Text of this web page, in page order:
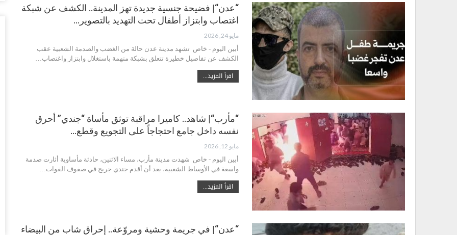
“عدن“| فضيحة جنسية جديدة تهز المدينة.. الكشف عن شبكة
اغتصاب وابتزاز أطفال تحت التهديد بالتصوير…
مايو 24, 2026
أبين اليوم - خاص تشهد مدينة عدن حالة من الغضب والصدمة الشعبية عقب
الكشف عن تفاصيل خطيرة تتعلق بشبكة متهمة باستغلال وابتزاز واغتصاب…
اقرأ المزيد...
“مأرب“| شاهد.. كاميرا مراقبة توثق مأساة “جندي” أحرق
نفسه داخل جامع احتجاجاً على التجويع وقطع…
مايو 12, 2026
أبين اليوم - خاص شهدت مدينة مأرب، مساء الاثنين، حادثة مأساوية أثارت صدمة
واسعة في الأوساط الشعبية، بعد أن أقدم جندي جريح في صفوف القوات…
اقرأ المزيد...
“عدن“| في جريمة وحشية ومروّعة.. إحراق شاب من البيضاء